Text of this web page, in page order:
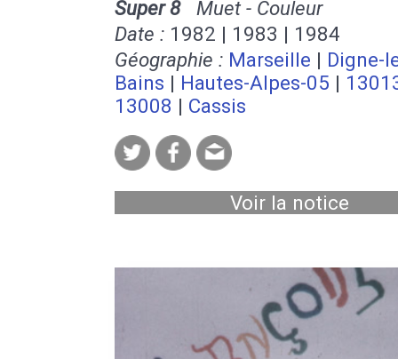
Super 8Muet - Couleur
Date : 1982 | 1983 | 1984
Géographie : Marseille | Digne-
Bains | Hautes-Alpes-05 |
13008 | Cassis
Voir la notice